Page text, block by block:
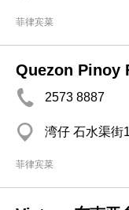
菲律宾菜
Quezon Pinoy
2573 8887
湾仔 石水渠街
菲律宾菜